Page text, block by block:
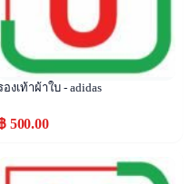
รองเท้าผ้าใบ - adidas
฿ 500.00
Popular